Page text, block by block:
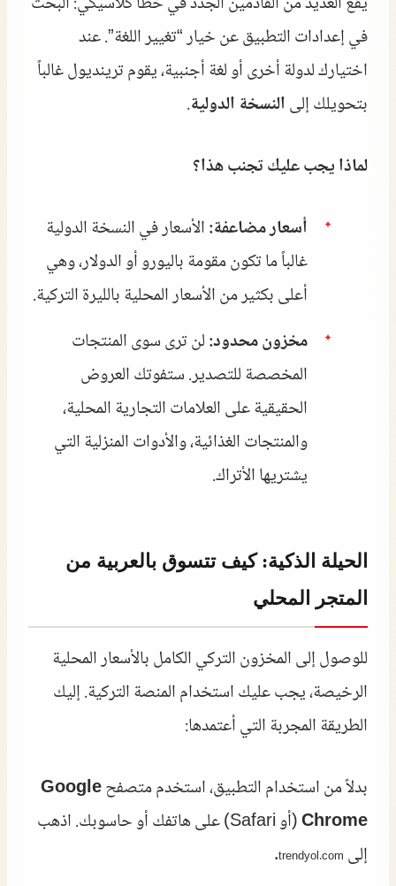
في إعدادات التطبيق عن خيار “تغيير اللغة”. عند
اختيارك لدولة أخرى أو لغة أجنبية، يقوم ترينديول غالباً
بتحويلك إلىالنسخة الدولية.
لماذا يجب عليك تجنب هذا؟
أسعار مضاعفة:الأسعار في النسخة الدولية
غالباً ما تكون مقومة باليورو أو الدولار، وهي
أعلى بكثير من الأسعار المحلية بالليرة التركية.
مخزون محدود:لن ترى سوى المنتجات
المخصصة للتصدير. ستفوتك العروض
الحقيقية على العلامات التجارية المحلية،
والمنتجات الغذائية، والأدوات المنزلية التي
يشتريها الأتراك.
الحيلة الذكية: كيف تتسوق بالعربية من
المتجر المحلي
للوصول إلى المخزون التركي الكامل بالأسعار المحلية
الرخيصة، يجب عليك استخدام المنصة التركية. إليك
الطريقة المجربة التي أعتمدها:
بدلاً من استخدام التطبيق، استخدم متصفحGoogle
Chrome
(أو Safari) على هاتفك أو حاسوبك. اذهب
إلى trendyol.com
.